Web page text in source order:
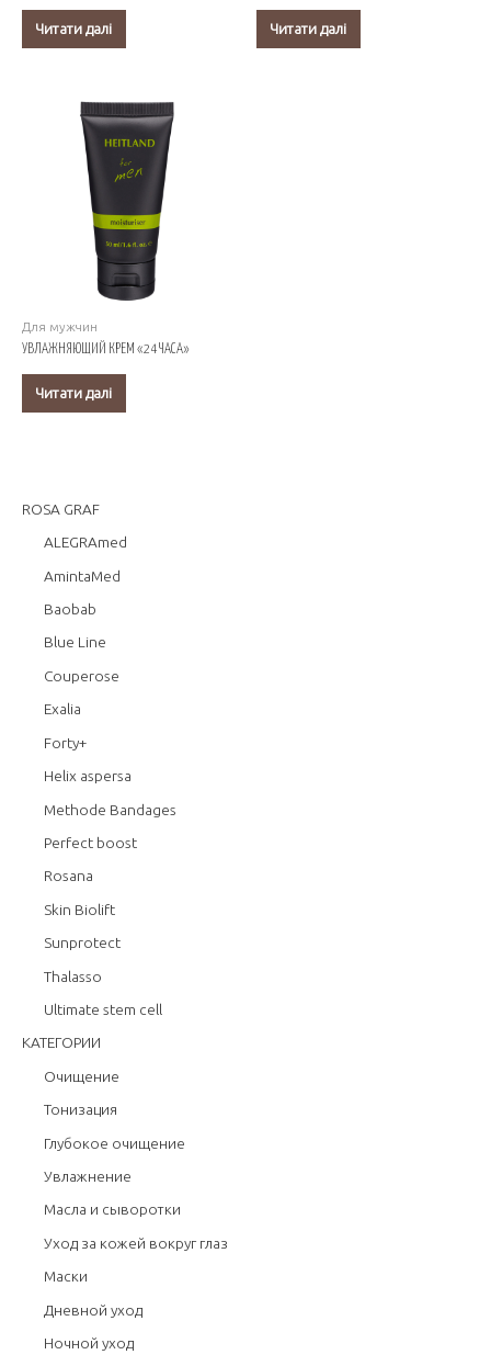
ROSA GRAF
ALEGRAmed
AmintaMed
Baobab
Blue Line
Couperose
Exalia
Forty+
Helix aspersa
Methode Bandages
Perfect boost
Rosana
Skin Biolift
Sunprotect
Thalasso
Ultimate stem cell
КАТЕГОРИИ
Очищение
Тонизация
Глубокое очищение
Увлажнение
Масла и сыворотки
Уход за кожей вокруг глаз
Маски
Дневной уход
Ночной уход
Читати далі Читати далі
Для мужчин
УВЛАЖНЯЮЩИЙ КРЕМ «24 ЧАСА»
Читати далі